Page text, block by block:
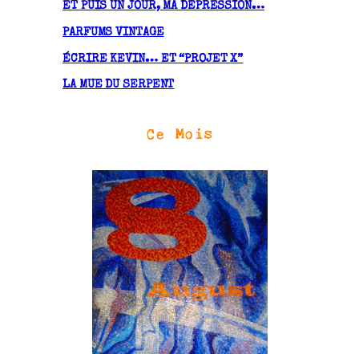
ET PUIS UN JOUR, MA DÉPRESSION…
PARFUMS VINTAGE
ÉCRIRE KEVIN… ET “PROJET X”
LA MUE DU SERPENT
Ce Mois